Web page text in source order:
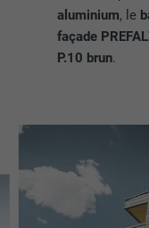
aluminium, le
façade
P.10 brun.